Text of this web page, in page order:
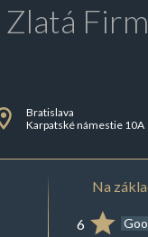
Zlatá
Bratislava
Karpatské námestie 10A
Na
6